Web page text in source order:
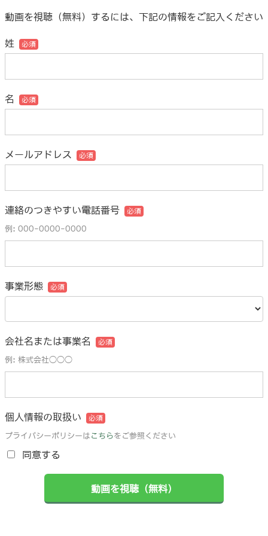
動画を視聴（無料）するには、下記の情報をご記入ください
姓
名
メールアドレス
連絡のつきやすい電話番号
例: 000-0000-0000
事業形態
会社名または事業名
例: 株式会社◯◯◯
個人情報の取扱い
プライバシーポリシーは こちらをご参照ください
同意する